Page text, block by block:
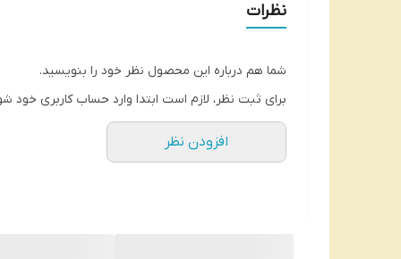
نظرات
شما هم درباره این محصول نظر خود را بنویسید.
برای ثبت نظر، لازم است ابتدا وارد حساب کاربری خود
افزودن نظر